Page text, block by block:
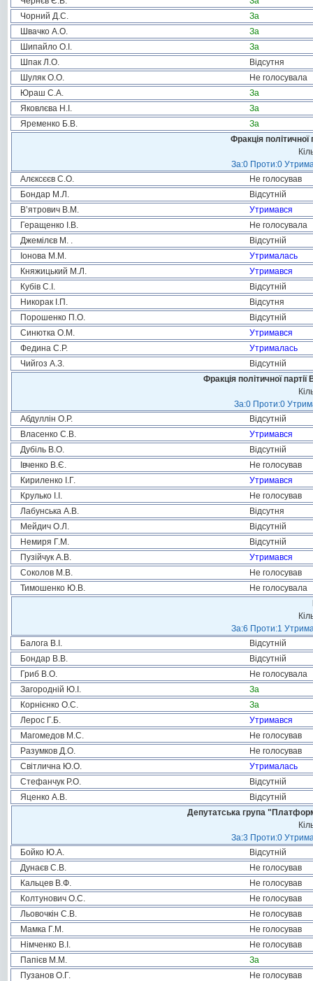
Чорний Д.С.
За
Швачко А.О.
За
Шипайло О.І.
За
Шпак Л.О.
Відсутня
Шуляк О.О.
Не голосувала
Юраш С.А.
За
Яковлєва Н.І.
За
Яременко Б.В.
За
Фракція
За:0 Проти:0
Алєксєєв С.О.
Не голосував
Бондар М.Л.
Відсутній
В’ятрович В.М.
Утримався
Геращенко І.В.
Не голосувала
Джемілєв М. .
Відсутній
Іонова М.М.
Утрималась
Княжицький М.Л.
Утримався
Кубів С.І.
Відсутній
Никорак І.П.
Відсутня
Порошенко П.О.
Відсутній
Синютка О.М.
Утримався
Федина С.Р.
Утрималась
Чийгоз А.З.
Відсутній
Фракція політичної
За:0 Проти:0
Абдуллін О.Р.
Відсутній
Власенко С.В.
Утримався
Дубіль В.О.
Відсутній
Івченко В.Є.
Не голосував
Кириленко І.Г.
Утримався
Крулько І.І.
Не голосував
Лабунська А.В.
Відсутня
Мейдич О.Л.
Відсутній
Немиря Г.М.
Відсутній
Пузійчук А.В.
Утримався
Соколов М.В.
Не голосував
Тимошенко Ю.В.
Не голосувала
За:6 Проти:1
Балога В.І.
Відсутній
Бондар В.В.
Відсутній
Гриб В.О.
Не голосувала
Загородній Ю.І.
За
Корнієнко О.С.
За
Лерос Г.Б.
Утримався
Магомедов М.С.
Не голосував
Разумков Д.О.
Не голосував
Світлична Ю.О.
Утрималась
Стефанчук Р.О.
Відсутній
Яценко А.В.
Відсутній
Депутатська група
За:3 Проти:0
Бойко Ю.А.
Відсутній
Дунаєв С.В.
Не голосував
Кальцев В.Ф.
Не голосував
Колтунович О.С.
Не голосував
Льовочкін С.В.
Не голосував
Мамка Г.М.
Не голосував
Німченко В.І.
Не голосував
Папієв М.М.
За
Пузанов О.Г.
Не голосував